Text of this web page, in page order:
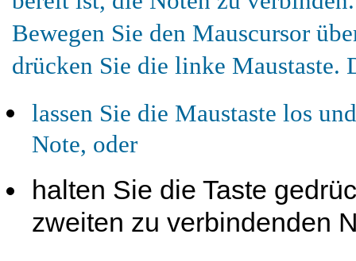
Bewegen Sie den Mauscursor
drücken Sie die linke Maustaste.
lassen Sie die Maustaste los
Note, oder
halten Sie die Taste
zweiten zu verbindenden